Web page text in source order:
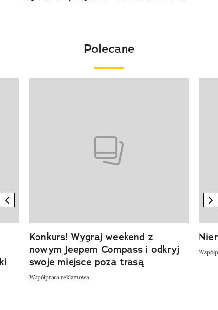
Polecane
previous element
Konkurs! Wygraj weekend z
nowym Jeepem Compass i odkryj
swoje miejsce poza trasą
Współpraca reklamowa